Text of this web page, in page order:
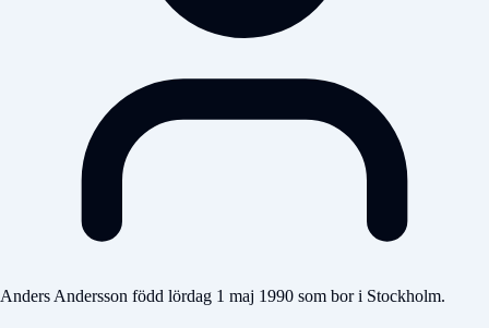
Anders Andersson född lördag 1 maj 1990 som bor i Stockholm.